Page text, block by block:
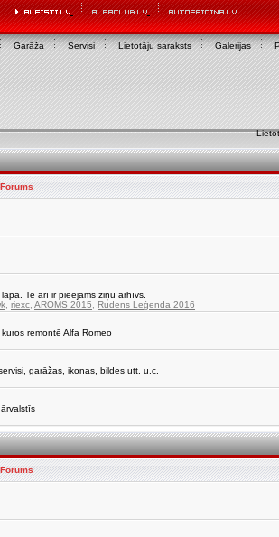
Garāža Servisi Lietotāju saraksts Galerijas
Forums
Te arī ir pieejams ziņu arhīvs.
riexc AROMS 2015 Rudens Leģenda 2016
remontē Alfa Romeo
garāžas, ikonas, bildes utt. u.c.
Forums